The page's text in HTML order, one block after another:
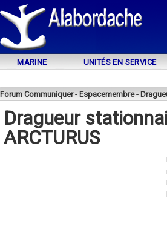
MARINE UNITÉS EN SERVICE
Forum Communiquer - Espacemembre -
Dragueur
ARCTURUS